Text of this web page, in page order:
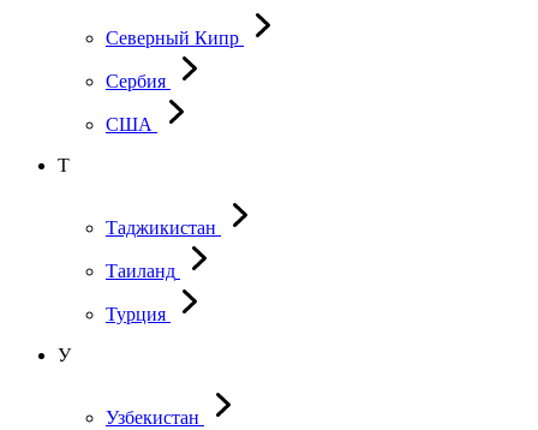
Северный Кипр
Сербия
США
Т
Таджикистан
Таиланд
Турция
У
Узбекистан